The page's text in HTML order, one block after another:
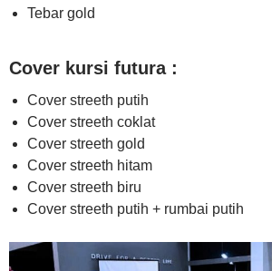
Tebar gold
Cover kursi futura :
Cover streeth putih
Cover streeth coklat
Cover streeth gold
Cover streeth hitam
Cover streeth biru
Cover streeth putih + rumbai putih